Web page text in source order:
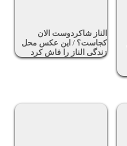
الناز شاکردوست الان
کجاست؟ / این عکس محل
زندگی الناز را فاش کرد